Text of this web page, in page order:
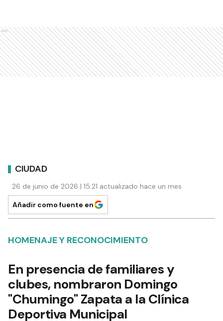
Ads
CIUDAD
26 de junio de 2026 | 15:21 actualizado hace un mes
Añadir como fuente en
HOMENAJE Y RECONOCIMIENTO
En presencia de familiares y
clubes, nombraron Domingo
"Chumingo" Zapata a la Clínica
Deportiva Municipal